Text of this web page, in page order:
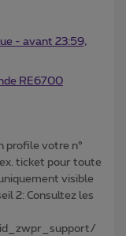
- avant 23:59,
RE6700
profile votre n°
ticket pour toute
visible
2: Consultez les